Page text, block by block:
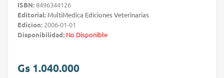
ISBN:8496344126
Editorial: MultiMedica Ediciones Veterinarias
Edicion: 2006-01-01
Disponibilidad: No Disponible
Gs 1.040.000